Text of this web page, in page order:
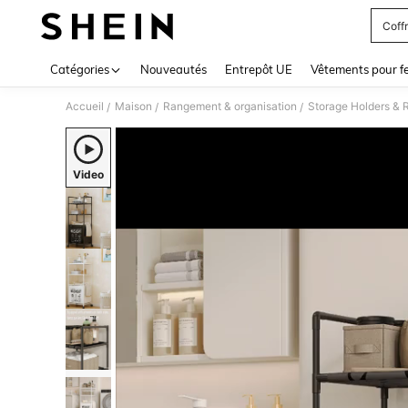
Catégories Nouveautés Entrepôt UE Vêtements pour
Accueil / Maison / Rangement & organisation / Storage Holders &
Video